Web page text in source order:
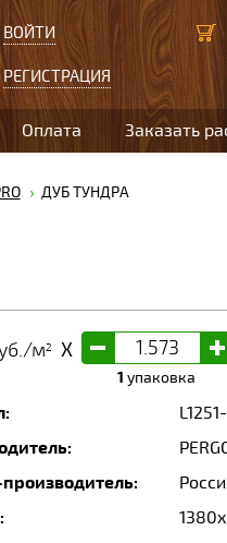
ВОЙТИ
РЕГИСТРАЦИЯ
Оплата Заказать
ДУБ ТУНДРА
м2 X - +
1 упаковка